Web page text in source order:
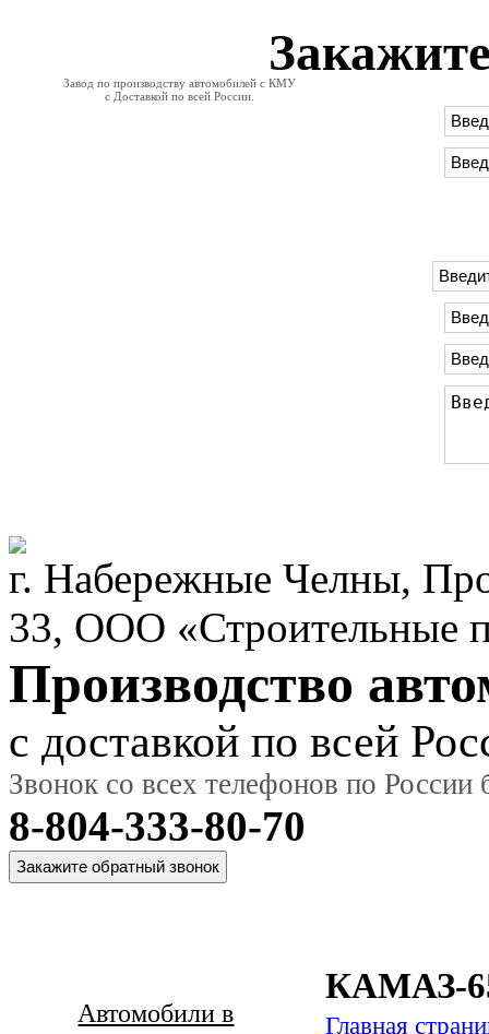
Завод по производству автомобилей с КМУ
с Доставкой по всей России.
г. Набережные Челны,
33, ООО «Строительные
Производство
с доставкой по всей
Звонок со всех телефонов по России
8-804-333-80-70
Автомобили в
КАМАЗ-
Главная